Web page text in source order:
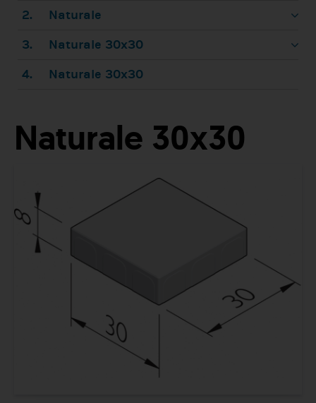
2.
Naturale
3.
Naturale 30x30
4.
Naturale 30x30
Naturale 30x30